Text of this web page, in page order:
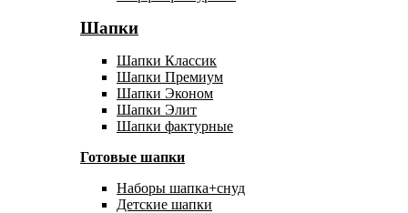
Шапки
Шапки Классик
Шапки Премиум
Шапки Эконом
Шапки Элит
Шапки фактурные
Готовые шапки
Наборы шапка+снуд
Детские шапки